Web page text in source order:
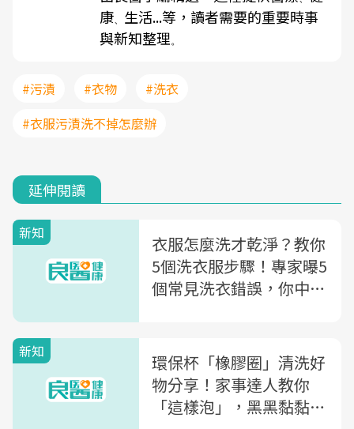
康、 生活...等，讀者需要的重要時事
與新知整理。
#污漬 #衣物
#洗衣
#衣服污漬洗不掉怎麼辦
延伸閱讀
新知
衣服怎麼洗才乾淨？教你
5個洗衣服步驟！專家曝5
個常見洗衣錯誤，你中了
新知
環保杯「橡膠圈」清洗好
物分享！家事達人教你
「這樣泡」，黑黑黏黏都